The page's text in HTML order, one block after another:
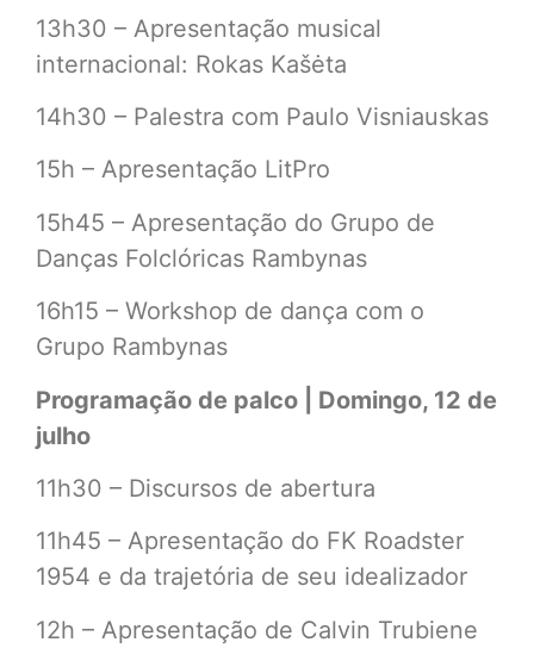
13h30 – Apresentação musical
internacional: Rokas Kašėta
14h30 – Palestra com Paulo Visniauskas
15h – Apresentação LitPro
15h45 – Apresentação do Grupo de
Danças Folclóricas Rambynas
16h15 – Workshop de dança com o
Grupo Rambynas
Programação de palco | Domingo, 12 de
julho
11h30 – Discursos de abertura
11h45 – Apresentação do FK Roadster
1954 e da trajetória de seu idealizador
12h – Apresentação de Calvin Trubiene